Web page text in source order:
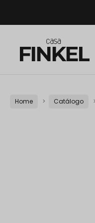
Home Catálogo